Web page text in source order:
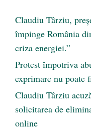
Claudiu Târziu,
împinge România
criza energiei.”
Protest împotriva
exprimare nu poate
Claudiu Târziu
solicitarea de
online